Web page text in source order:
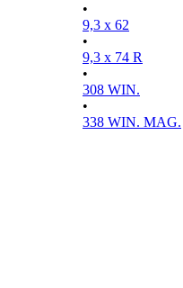
•
9,3 x 62
•
9,3 x 74 R
•
308 WIN.
•
338 WIN. MAG.